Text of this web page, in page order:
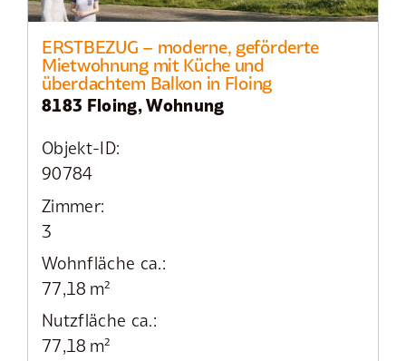
ERSTBEZUG – moderne, geförderte
Mietwohnung mit Küche und
überdachtem Balkon in Floing
8183 Floing, Wohnung
Objekt-ID:
90784
Zimmer:
3
Wohnfläche ca.:
77,18 m²
Nutzfläche ca.:
77,18 m²